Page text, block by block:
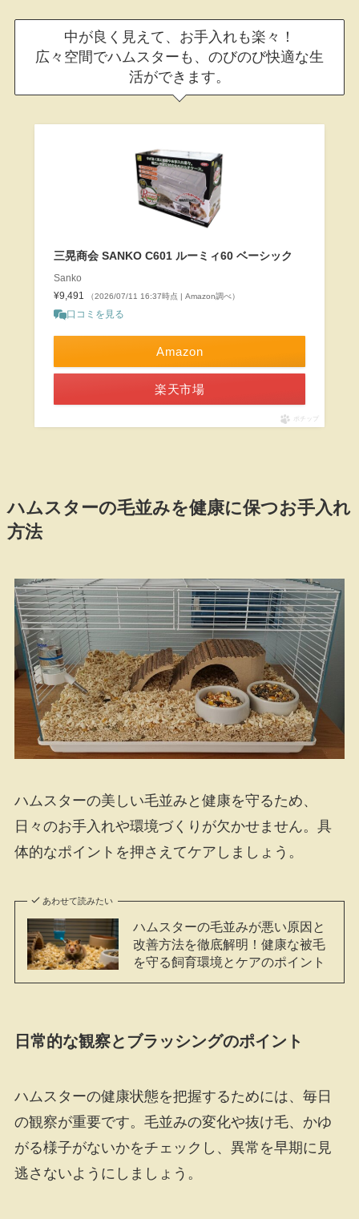
中が良く見えて、お手入れも楽々！
広々空間でハムスターも、のびのび快適な生
活ができます。
三晃商会 SANKO C601 ルーミィ60 ベーシック
Sanko
¥9,491
（2026/07/11 16:37時点 | Amazon調べ）
口コミを見る
Amazon
楽天市場
ポチップ
ハムスターの毛並みを健康に保つお手入れ
方法
ハムスターの美しい毛並みと健康を守るため、
日々のお手入れや環境づくりが欠かせません。具
体的なポイントを押さえてケアしましょう。
あわせて読みたい
ハムスターの毛並みが悪い原因と
改善方法を徹底解明！健康な被毛
を守る飼育環境とケアのポイント
日常的な観察とブラッシングのポイント
ハムスターの健康状態を把握するためには、毎日
の観察が重要です。毛並みの変化や抜け毛、かゆ
がる様子がないかをチェックし、異常を早期に見
逃さないようにしましょう。